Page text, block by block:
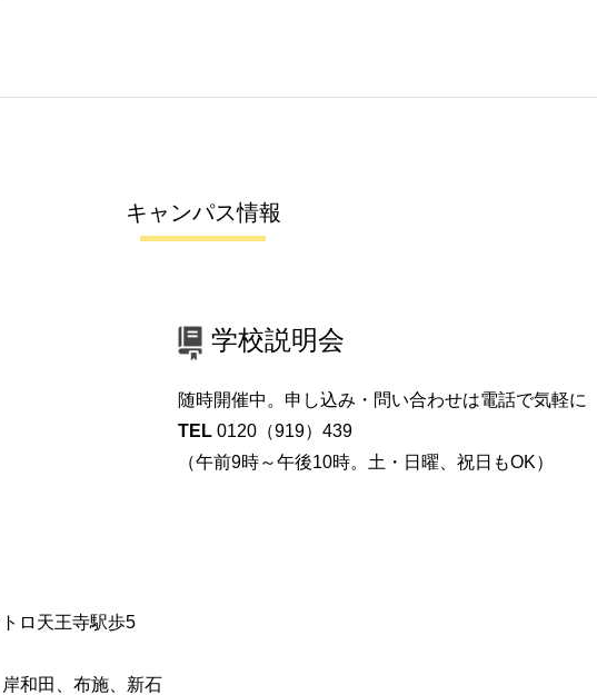
キャンパス情報
ロ天王寺駅歩5
和田、布施、新石
学校説明会
随時開催中。申し込み・問い合わせは電話で気軽に
TEL 0120（919）439
（午前9時～午後10時。土・日曜、祝日もOK）